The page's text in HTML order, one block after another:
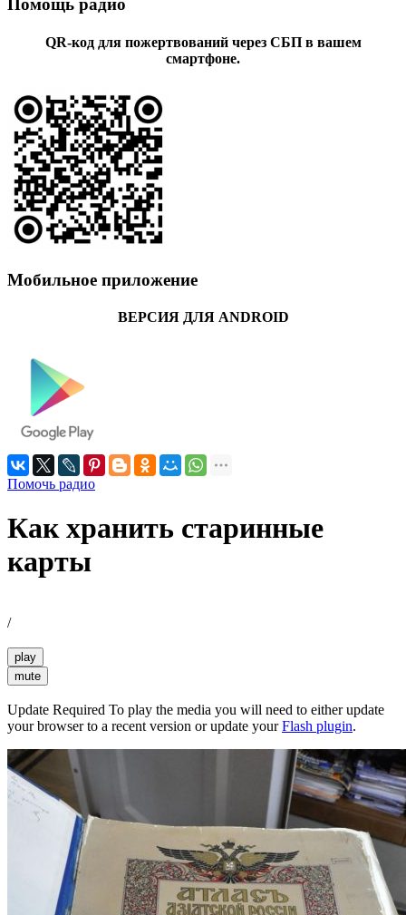
Помощь радио
QR-код для пожертвований через СБП в вашем
смартфоне.
Мобильное приложение
ВЕРСИЯ ДЛЯ ANDROID
Помочь радио
Как хранить старинные
карты
/
play
mute
Update Required To play the media you will need to either update
your browser to a recent version or update yourFlash plugin.